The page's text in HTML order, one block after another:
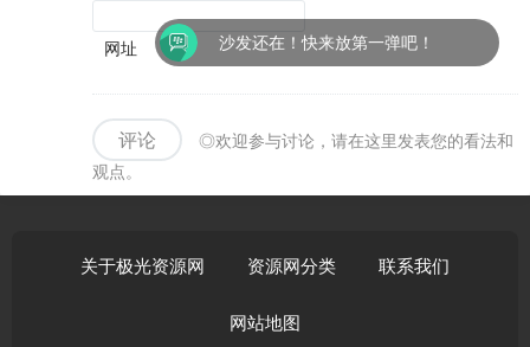
网址
评论
◎欢迎参与讨论，请在这里发表您的看法和
观点。
关于极光资源网 资源网分类 联系我们
网站地图
沙发还在！快来放第一弹吧！